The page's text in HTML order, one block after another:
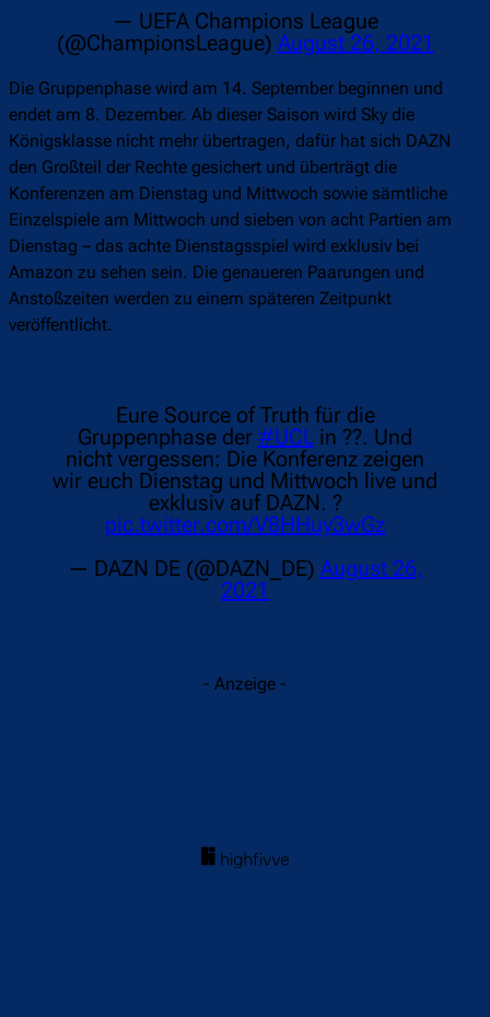
— UEFA Champions League
(@ChampionsLeague) August 26, 2021
Die Gruppenphase wird am 14. September beginnen und
endet am 8. Dezember. Ab dieser Saison wird Sky die
Königsklasse nicht mehr übertragen, dafür hat sich DAZN
den Großteil der Rechte gesichert und überträgt die
Konferenzen am Dienstag und Mittwoch sowie sämtliche
Einzelspiele am Mittwoch und sieben von acht Partien am
Dienstag – das achte Dienstagsspiel wird exklusiv bei
Amazon zu sehen sein. Die genaueren Paarungen und
Anstoßzeiten werden zu einem späteren Zeitpunkt
veröffentlicht.
Eure Source of Truth für die
Gruppenphase der #UCL in ??. Und
nicht vergessen: Die Konferenz zeigen
wir euch Dienstag und Mittwoch live und
exklusiv auf DAZN. ?
pic.twitter.com/V8HHuy3wGz
— DAZN DE (@DAZN_DE) August 26,
2021
- Anzeige -